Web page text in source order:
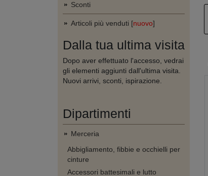
Sconti
Articoli più venduti [nuovo]
Dalla tua ultima visita
Dopo aver effettuato l'accesso, vedrai
gli elementi aggiunti dall'ultima visita.
Nuovi arrivi, sconti, ispirazione.
Dipartimenti
Merceria
Abbigliamento, fibbie e occhielli per
cinture
Accessori battesimali e lutto